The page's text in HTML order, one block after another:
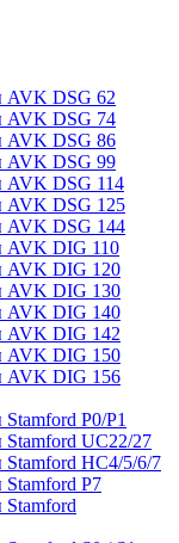
AVK DSG 62
AVK DSG 74
AVK DSG 86
AVK DSG 99
AVK DSG 114
AVK DSG 125
AVK DSG 144
AVK DIG 110
AVK DIG 120
AVK DIG 130
AVK DIG 140
AVK DIG 142
AVK DIG 150
AVK DIG 156
P0/P1
UC22/27
HC4/5/6/7
P7